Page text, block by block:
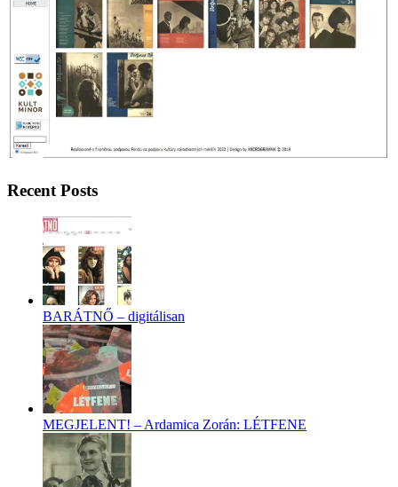
Recent Posts
BARÁTNŐ – digitálisan
MEGJELENT! – Ardamica Zorán: LÉTFENE